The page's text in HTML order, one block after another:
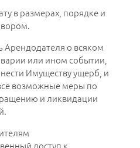
в размерах, порядке и
о всяком
или ином событии,
Имуществу ущерб, и
возможные меры по
и ликвидации
доступ к